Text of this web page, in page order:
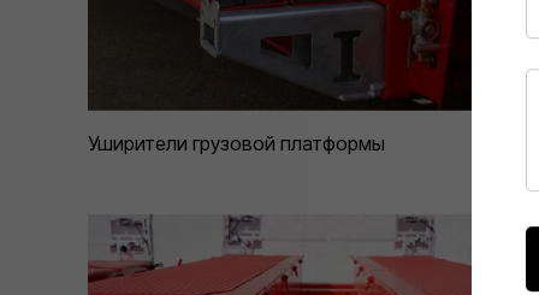
Уширители грузовой платформы